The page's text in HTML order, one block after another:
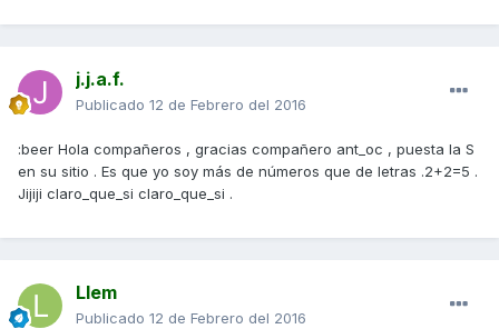
j.j.a.f.
Publicado 12 de Febrero del 2016
:beer Hola compañeros , gracias compañero ant_oc , puesta la S
en su sitio . Es que yo soy más de números que de letras .2+2=5 .
Jijiji claro_que_si claro_que_si .
Llem
Publicado 12 de Febrero del 2016